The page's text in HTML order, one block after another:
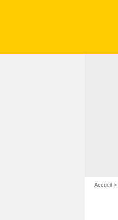
Accueil